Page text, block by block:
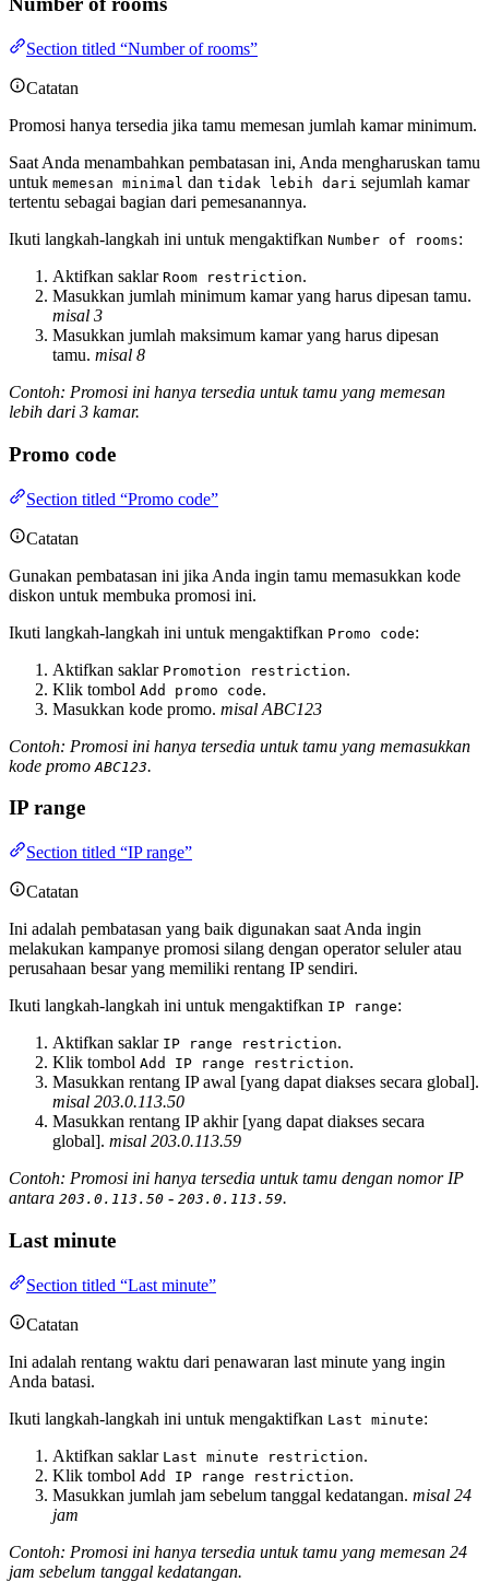
Section titled “Number of rooms”
Catatan
Promosi hanya tersedia jika tamu memesan jumlah kamar minimum.
Saat Anda menambahkan pembatasan ini, Anda mengharuskan tamu
untuk memesan minimal dan tidak lebih dari sejumlah kamar
tertentu sebagai bagian dari pemesanannya.
Ikuti langkah-langkah ini untuk mengaktifkan Number of rooms:
Aktifkan saklar Room restriction.
Masukkan jumlah minimum kamar yang harus dipesan tamu.
misal 3
Masukkan jumlah maksimum kamar yang harus dipesan
tamu. misal 8
Contoh: Promosi ini hanya tersedia untuk tamu yang memesan
lebih dari 3 kamar.
Promo code
Section titled “Promo code”
Catatan
Gunakan pembatasan ini jika Anda ingin tamu memasukkan kode
diskon untuk membuka promosi ini.
Ikuti langkah-langkah ini untuk mengaktifkan Promo code:
Aktifkan saklar Promotion restriction.
Klik tombol Add promo code.
Masukkan kode promo. misal ABC123
Contoh: Promosi ini hanya tersedia untuk tamu yang memasukkan
kode promo ABC123.
IP range
Section titled “IP range”
Catatan
Ini adalah pembatasan yang baik digunakan saat Anda ingin
melakukan kampanye promosi silang dengan operator seluler atau
perusahaan besar yang memiliki rentang IP sendiri.
Ikuti langkah-langkah ini untuk mengaktifkan IP range:
Aktifkan saklar IP range restriction.
Klik tombol Add IP range restriction.
Masukkan rentang IP awal [yang dapat diakses secara global].
misal 203.0.113.50
Masukkan rentang IP akhir [yang dapat diakses secara
global]. misal 203.0.113.59
Contoh: Promosi ini hanya tersedia untuk tamu dengan nomor IP
antara 203.0.113.50 - 203.0.113.59.
Last minute
Section titled “Last minute”
Catatan
Ini adalah rentang waktu dari penawaran last minute yang ingin
Anda batasi.
Ikuti langkah-langkah ini untuk mengaktifkan Last minute:
Aktifkan saklar Last minute restriction.
Klik tombol Add IP range restriction.
Masukkan jumlah jam sebelum tanggal kedatangan. misal 24
jam
Contoh: Promosi ini hanya tersedia untuk tamu yang memesan 24
jam sebelum tanggal kedatangan.